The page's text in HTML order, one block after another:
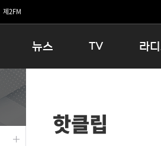
제2FM
뉴스 TV
인생내컷
테마기행 길
라
핫클립